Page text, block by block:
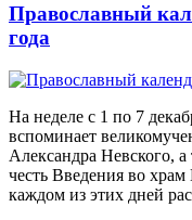
Православный
года
На неделе с 1 по 7
вспоминает
Александра Невского,
честь Введения во
каждом из этих дней